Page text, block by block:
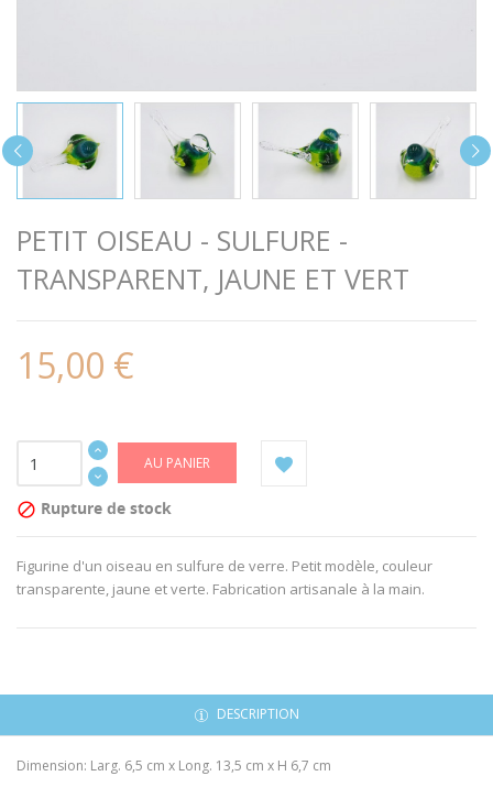
PETIT OISEAU - SULFURE -
TRANSPARENT, JAUNE ET VERT
15,00 €
AU PANIER
 Rupture de stock
Figurine d'un oiseau en sulfure de verre. Petit modèle, couleur
transparente, jaune et verte. Fabrication artisanale à la main.
DESCRIPTION
Dimension: Larg. 6,5 cm x Long. 13,5 cm x H 6,7 cm